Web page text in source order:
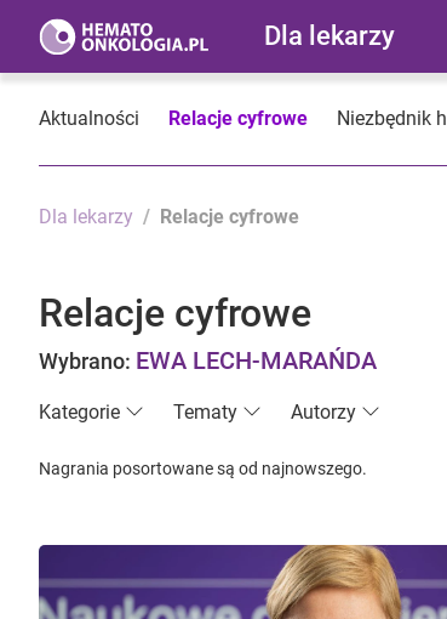
Dla lekarzy
Aktualności Relacje cyfrowe Niezbędnik
Dla lekarzy Relacje cyfrowe
Relacje cyfrowe
Wybrano: EWA LECH-MARAŃDA
Kategorie Tematy Autorzy
Nagrania posortowane są od najnowszego.